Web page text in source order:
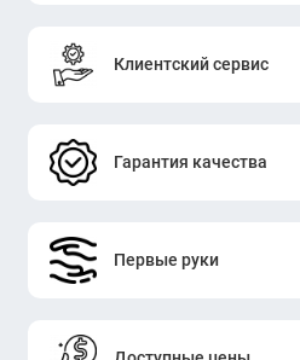
Клиентский сервис
Гарантия качества
Первые руки